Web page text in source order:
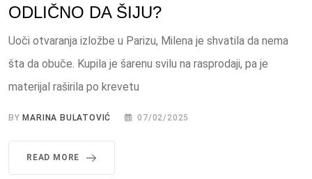
ODLIČNO DA ŠIJU?
Uoči otvaranja izložbe u Parizu, Milena je shvatila da nema
šta da obuče. Kupila je šarenu svilu na rasprodaji, pa je
materijal raširila po krevetu
BYMARINA BULATOVIĆ 07/02/2025
READ MORE